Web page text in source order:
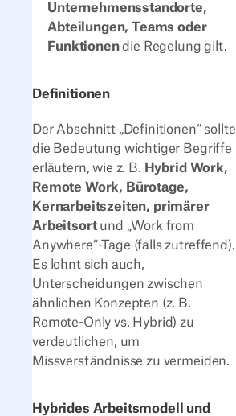
Unternehmensstandorte,
Abteilungen, Teams oder
Funktionendie Regelung gilt.
Definitionen
Der Abschnitt „Definitionen“ sollte
die Bedeutung wichtiger Begriffe
erläutern, wie z. B. Hybrid Work,
Remote Work, Bürotage,
Kernarbeitszeiten, primärer
Arbeitsortund „Work from
Anywhere“-Tage (falls zutreffend).
Es lohnt sich auch,
Unterscheidungen zwischen
ähnlichen Konzepten (z. B.
Remote-Only vs. Hybrid) zu
verdeutlichen, um
Missverständnisse zu vermeiden.
Hybrides Arbeitsmodell und